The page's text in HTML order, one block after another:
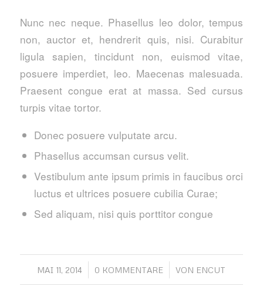
Nunc nec neque. Phasellus leo dolor, tempus
non, auctor et, hendrerit quis, nisi. Curabitur
ligula sapien, tincidunt non, euismod vitae,
posuere imperdiet, leo. Maecenas malesuada.
Praesent congue erat at massa. Sed cursus
turpis vitae tortor.
Donec posuere vulputate arcu.
Phasellus accumsan cursus velit.
Vestibulum ante ipsum primis in faucibus orci
luctus et ultrices posuere cubilia Curae;
Sed aliquam, nisi quis porttitor congue
MAI 11, 2014
/ 0 KOMMENTARE
/ VON ENCUT